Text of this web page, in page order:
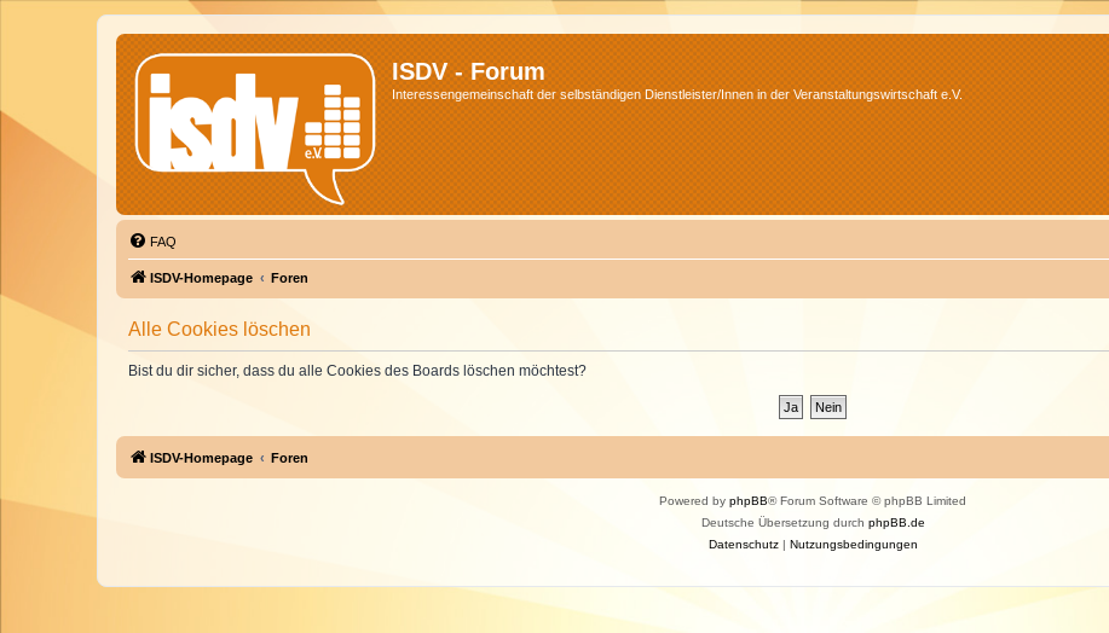
ISDV - Forum
Interessengemeinschaft der selbständigen Dienstleister/Innen in der Veranstaltungswirtschaft e.V.
FAQ
ISDV-Homepage Foren
Alle Cookies löschen
Bist du dir sicher, dass du alle Cookies des Boards löschen möchtest?
ISDV-Homepage Foren
Powered by phpBB® Forum Software © phpBB Limited
Deutsche Übersetzung durch phpBB.de
Datenschutz| Nutzungsbedingungen